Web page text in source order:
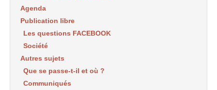
Agenda
Publication libre
Les questions FACEBOOK
Société
Autres sujets
Que se passe-t-il et où ?
Communiqués